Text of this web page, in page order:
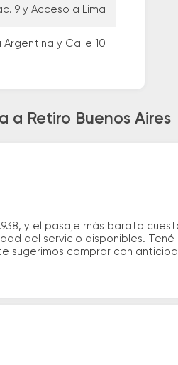
9 y Acceso a Lima
Argentina y Calle 10
a Retiro Buenos Aires
y el pasaje más barato
del servicio disponibles.
sugerimos comprar con